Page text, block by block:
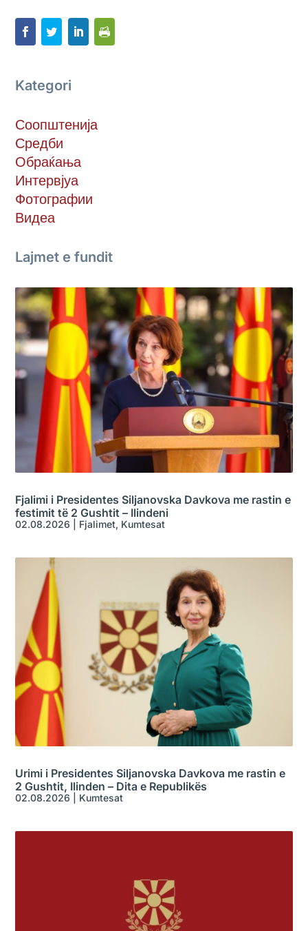
Kategori
Соопштенија
Средби
Обраќања
Интервјуа
Фотографии
Видеа
Lajmet e fundit
Fjalimi i Presidentes Siljanovska Davkova me rastin e
festimit të 2 Gushtit – Ilindeni
02.08.2026 Fjalimet, Kumtesat
Urimi i Presidentes Siljanovska Davkova me rastin e
2 Gushtit, Ilinden – Dita e Republikës
02.08.2026 Kumtesat